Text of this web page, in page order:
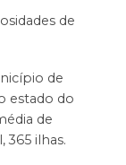
de
de
estado do
de
365 ilhas.